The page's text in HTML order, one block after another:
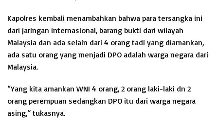
Kapolres kembali menambahkan bahwa para tersangka ini
dari jaringan internasional, barang bukti dari wilayah
Malaysia dan ada selain dari 4 orang tadi yang diamankan,
ada satu orang yang menjadi DPO adalah warga negara dari
Malaysia.
“Yang kita amankan WNI 4 orang, 2 orang laki-laki dn 2
orang perempuan sedangkan DPO itu dari warga negara
asing,” tukasnya.